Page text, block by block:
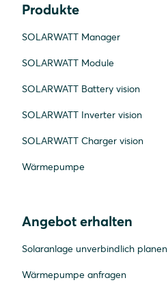
Produkte
SOLARWATT Manager
SOLARWATT Module
SOLARWATT Battery vision
SOLARWATT Inverter vision
SOLARWATT Charger vision
Wärmepumpe
Angebot erhalten
Solaranlage unverbindlich planen
Wärmepumpe anfragen